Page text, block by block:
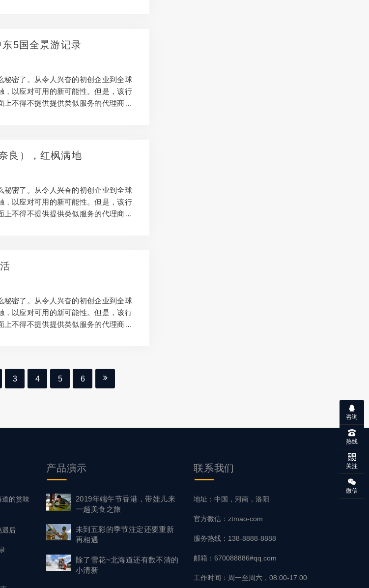
值得。 为什么要整合辅助项目？ 在大多
时间表的约束范围内发挥创造力是正常
的创意渠道是一项强大的附…
东5国全景游记录
秘密了。从令人兴奋的初创企业到全球
，以应对可用的新可能性。但是，该行
不得不提供提供类似服务的代理商。
得。 为什么要整合辅助项目？ 在大多
间表的约束范围内发挥创造力是正常
的创意渠道是一项强大的附…
良），红枫满地
秘密了。从令人兴奋的初创企业到全球
，以应对可用的新可能性。但是，该行
不得不提供提供类似服务的代理商。
得。 为什么要整合辅助项目？ 在大多
间表的约束范围内发挥创造力是正常
的创意渠道是一项强大的附…
秘密了。从令人兴奋的初创企业到全球
，以应对可用的新可能性。但是，该行
不得不提供提供类似服务的代理商。
值得。 为什么要整合辅助项目？ 在大多
时间表的约束范围内发挥创造力是正常
3 4 5 6
的赏味
遇后
产品演示
2019年端午节香港，带娃儿来
一趟美食之旅
未到五彩的季节注定还要重新
再相遇
除了雪花~北海道还有数不清的
小清新
联系我们
地址：中国，河南，洛阳
官方微信：ztmao-com
服务热线：138-8888-8888
邮箱：670088886#qq.com
工作时间：周一至周六，08:00-17:00
咨询
热线
关注
微信